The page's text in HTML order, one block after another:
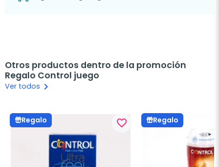
Otros productos dentro de la promoción
Regalo Control juego
Ver todos keyboard_arrow_right
Regalo favorite_border Regalo